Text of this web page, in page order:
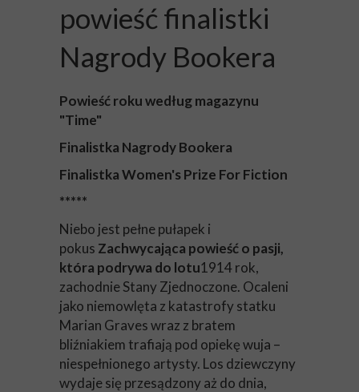
powieść finalistki
Nagrody Bookera
Powieść roku według magazynu
"Time"
Finalistka Nagrody Bookera
Finalistka Women's Prize For Fiction
*****
Niebo jest pełne pułapek i
pokus Zachwycająca powieść o pasji,
która podrywa do lotu1914 rok,
zachodnie Stany Zjednoczone. Ocaleni
jako niemowlęta z katastrofy statku
Marian Graves wraz z bratem
bliźniakiem trafiają pod opiekę wuja –
niespełnionego artysty. Los dziewczyny
wydaje się przesądzony aż do dnia,